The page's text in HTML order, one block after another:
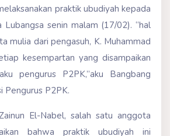
praktik ubudiyah kepada
senin malam (17/02). “hal
mulia dari pengasuh, K. Muhammad
kesempartan yang disampaikan
pengurus P2PK,”aku Bangbang
Pengurus P2PK.
El-Nabel, salah satu anggota
bahwa praktik ubudiyah ini